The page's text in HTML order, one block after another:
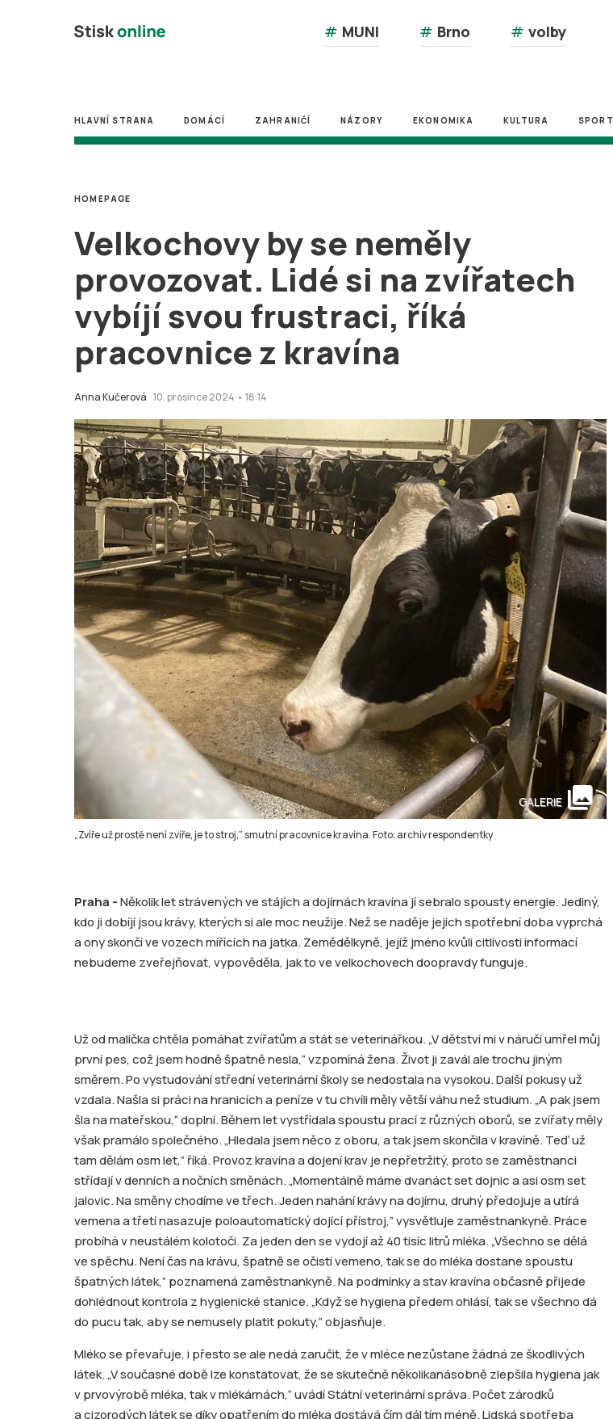
# MUNI # Brno # volby
HLAVNÍ STRANA DOMÁCÍ ZAHRANIČÍ NÁZORY EKONOMIKA KULTURA SPORT
Velkochovy by se neměly
provozovat. Lidé si na zvířatech
vybíjí svou frustraci, říká
pracovnice z kravína
Anna Kučerová 10. prosince 2024 • 18:14
HOMEPAGE
„Zvíře už prostě není zvíře, je to stroj,” smutní pracovnice kravína. Foto: archiv respondentky
GALERIE collections
Praha -Několik let strávených ve stájích a dojírnách kravína jí sebralo spousty energie. Jediný,
kdo ji dobíjí jsou krávy, kterých si ale moc neužije. Než se naděje jejich spotřební doba vyprchá
a ony skončí ve vozech mířících na jatka. Zemědělkyně, jejíž jméno kvůli citlivosti informací
nebudeme zveřejňovat, vypověděla, jak to ve velkochovech doopravdy funguje.
Už od malička chtěla pomáhat zvířatům a stát se veterinářkou. „V dětství mi v náručí umřel můj
první pes, což jsem hodně špatně nesla,“ vzpomíná žena. Život ji zavál ale trochu jiným
směrem. Po vystudování střední veterinární školy se nedostala na vysokou. Další pokusy už
vzdala. Našla si práci na hranicích a peníze v tu chvíli měly větší váhu než studium. „A pak jsem
šla na mateřskou,” doplní. Během let vystřídala spoustu prací z různých oborů, se zvířaty měly
však pramálo společného. „Hledala jsem něco z oboru, a tak jsem skončila v kravíně. Teď už
tam dělám osm let,” říká. Provoz kravína a dojení krav je nepřetržitý, proto se zaměstnanci
střídají v denních a nočních směnách. „Momentálně máme dvanáct set dojnic a asi osm set
jalovic. Na směny chodíme ve třech. Jeden nahání krávy na dojírnu, druhý předojuje a utírá
vemena a třetí nasazuje poloautomatický dojící přístroj,” vysvětluje zaměstnankyně. Práce
probíhá v neustálém kolotoči. Za jeden den se vydojí až 40 tisíc litrů mléka. „Všechno se dělá
ve spěchu. Není čas na krávu, špatně se očistí vemeno, tak se do mléka dostane spoustu
špatných látek,” poznamená zaměstnankyně. Na podmínky a stav kravína občasně přijede
dohlédnout kontrola z hygienické stanice. „Když se hygiena předem ohlásí, tak se všechno dá
do pucu tak, aby se nemusely platit pokuty,” objasňuje.
Mléko se převařuje, i přesto se ale nedá zaručit, že v mléce nezůstane žádná ze škodlivých
látek. „V současné době lze konstatovat, že se skutečně několikanásobně zlepšila hygiena jak
v prvovýrobě mléka, tak v mlékárnách,“ uvádí Státní veterinární správa. Počet zárodků
a cizorodých látek se díky opatřením do mléka dostává čím dál tím méně. Lidská spotřeba